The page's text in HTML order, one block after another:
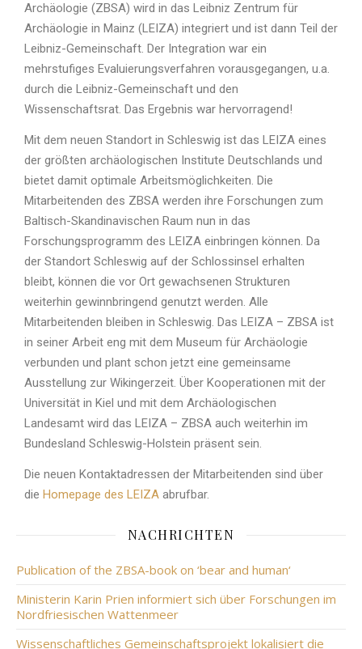
Archäologie (ZBSA) wird in das Leibniz Zentrum für
Archäologie in Mainz (LEIZA) integriert und ist dann Teil der
Leibniz-Gemeinschaft. Der Integration war ein
mehrstufiges Evaluierungsverfahren vorausgegangen, u.a.
durch die Leibniz-Gemeinschaft und den
Wissenschaftsrat. Das Ergebnis war hervorragend!
Mit dem neuen Standort in Schleswig ist das LEIZA eines
der größten archäologischen Institute Deutschlands und
bietet damit optimale Arbeitsmöglichkeiten. Die
Mitarbeitenden des ZBSA werden ihre Forschungen zum
Baltisch-Skandinavischen Raum nun in das
Forschungsprogramm des LEIZA einbringen können. Da
der Standort Schleswig auf der Schlossinsel erhalten
bleibt, können die vor Ort gewachsenen Strukturen
weiterhin gewinnbringend genutzt werden. Alle
Mitarbeitenden bleiben in Schleswig. Das LEIZA – ZBSA ist
in seiner Arbeit eng mit dem Museum für Archäologie
verbunden und plant schon jetzt eine gemeinsame
Ausstellung zur Wikingerzeit. Über Kooperationen mit der
Universität in Kiel und mit dem Archäologischen
Landesamt wird das LEIZA – ZBSA auch weiterhin im
Bundesland Schleswig-Holstein präsent sein.
Die neuen Kontaktadressen der Mitarbeitenden sind über
die Homepage des LEIZA abrufbar.
NACHRICHTEN
Publication of the ZBSA-book on ‘bear and human‘
Ministerin Karin Prien informiert sich über Forschungen im
Nordfriesischen Wattenmeer
Wissenschaftliches Gemeinschaftsprojekt lokalisiert die